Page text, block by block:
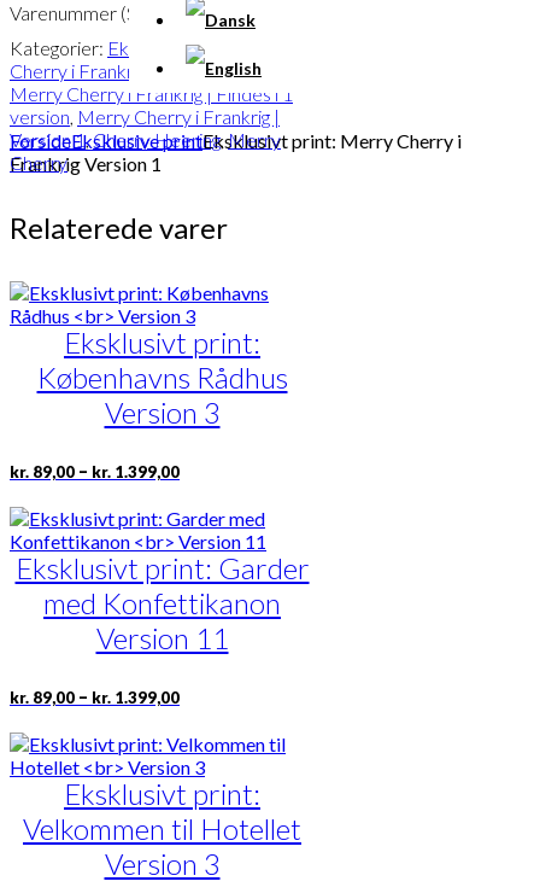
ForsideEksklusive printEksklusivt print: Merry Cherry i
Frankrig Version 1
antal
Varenummer (SKU):
POD-838
Kategorier: Eksklusive print
Cherry i Frankrig | Findes i 1 version
Merry Cherry i Frankrig | Findes i 1
version, Merry Cherry i Frankrig |
Version 1,Cherry Heering,Merry
Cherry
Relaterede varer
Eksklusivt print:
Københavns Rådhus
Version 3
kr. 89,00 – kr. 1.399,00Prisinterval:
kr. 89,00
kr. 1.399,00
Dette
vare
har
flere
varianter.
Mulighederne
kan
vælges
på
Eksklusivt print: Garder
med Konfettikanon
Version 11
kr. 89,00 – kr. 1.399,00Prisinterval:
kr. 89,00
kr. 1.399,00
Dette
vare
har
flere
varianter.
Mulighederne
kan
vælges
på
Eksklusivt print:
Velkommen til Hotellet
Version 3